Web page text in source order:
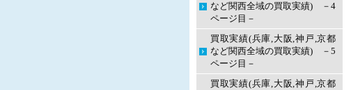
など関西全域の買取実績) －4
ページ目－
買取実績(兵庫,大阪,神戸,京都
など関西全域の買取実績) －5
ページ目－
買取実績(兵庫,大阪,神戸,京都